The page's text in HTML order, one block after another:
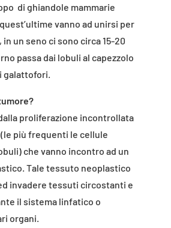
di ghiandole mammarie
vanno ad unirsi per
un seno ci sono circa 15-20
passa dai lobuli al capezzolo
proliferazione incontrollata
più frequenti le cellule
che vanno incontro ad un
Tale tessuto neoplastico
invadere tessuti circostanti e
il sistema linfatico o
organi.